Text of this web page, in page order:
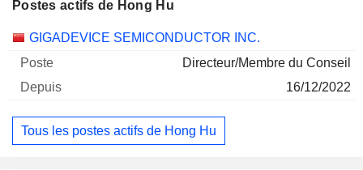
Postes actifs de Hong Hu
Sociétés Poste Début
GIGADEVICE SEMICONDUCTOR INC.
Directeur/Membre du Conseil
16/12/2022
Tous les postes actifs de Hong Hu